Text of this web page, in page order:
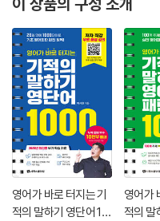
영어가 바로 터지는 기
적의 말하기 영단어 10
영어가
적의 말